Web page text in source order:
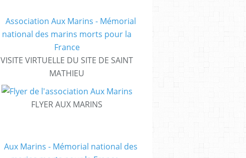
VISITE VIRTUELLE DU SITE DE SAINT
MATHIEU
FLYER AUX MARINS